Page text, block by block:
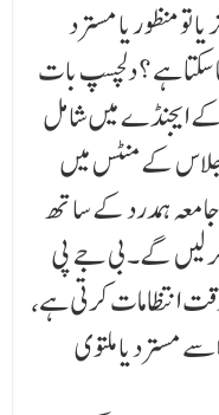
تو منظور یا مسترد
سکتا ہے ؟ دلچسپ بات
ایجنڈے میں شامل
کے منٹس میں
جامعہ ہمدرد کے ساتھ
لیں گے۔ بی جے پی
انتظامات کرتی ہے،
مسترد یا ملتوی